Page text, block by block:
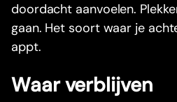
doordacht aanvoelen.
gaan. Het soort waar je
appt.
Waar verblijven